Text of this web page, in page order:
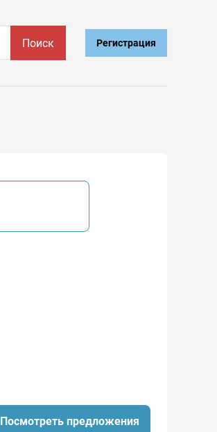
Поиск Регистрация
Посмотреть предложения